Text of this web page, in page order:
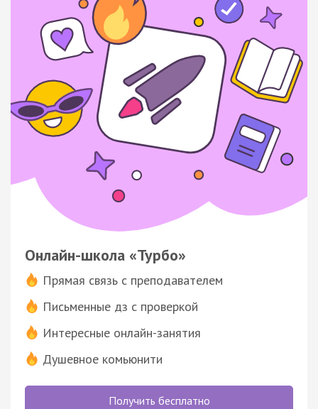
Онлайн-школа «Турбо»
Прямая связь с преподавателем
Письменные дз с проверкой
Интересные онлайн-занятия
Душевное комьюнити
Получить бесплатно